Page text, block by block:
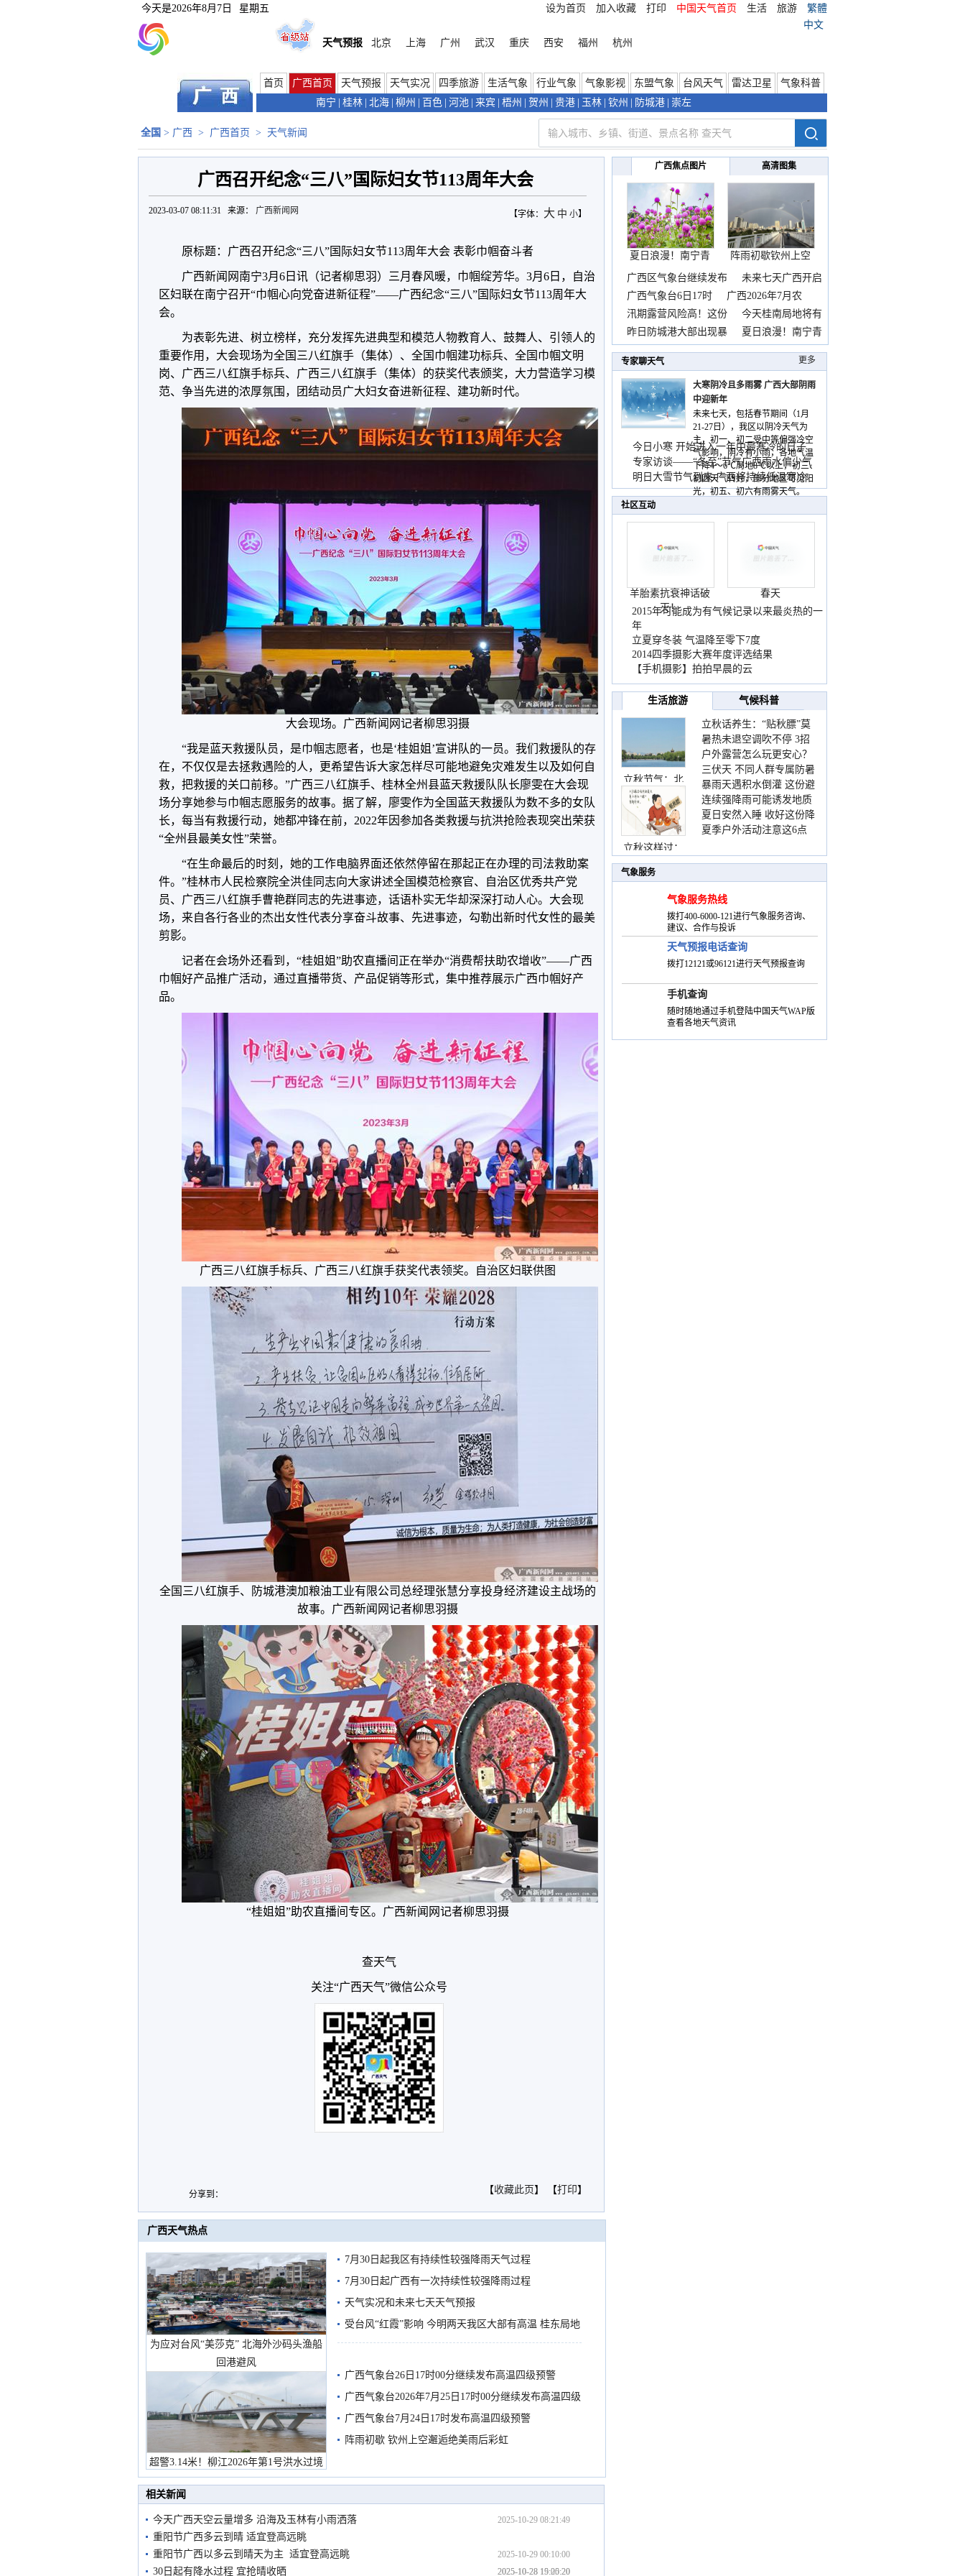
今天是2026年8月7日 星期五 设为首页 加入收藏 打印 中国天气首页 生活 旅游
繁體
中文
天气预报
北京 上海 广州 武汉 重庆 西安 福州 杭州
首页 广西首页 天气预报 天气实况 四季旅游 生活气象 行业气象 气象影视 东盟气象 台风天气 雷达卫星
气象科普
南宁
桂林 北海 柳州 百色 河池 来宾 梧州 贺州 贵港 玉林 钦州 防城港 崇左
全国 > 广西 > 广西首页 > 天气新闻
广西召开纪念“三八”国际妇女节113周年大会
【字体： 大 中 小】
2023-03-07 08:11:31 来源： 广西新闻网
原标题：广西召开纪念“三八”国际妇女节113周年大会 表彰巾帼奋斗者
广西新闻网南宁3月6日讯（记者柳思羽）三月春风暖，巾帼绽芳华。3月6日，自治
区妇联在南宁召开“巾帼心向党奋进新征程”——广西纪念“三八”国际妇女节113周年大
会。
为表彰先进、树立榜样，充分发挥先进典型和模范人物教育人、鼓舞人、引领人的
重要作用，大会现场为全国三八红旗手（集体）、全国巾帼建功标兵、全国巾帼文明
岗、广西三八红旗手标兵、广西三八红旗手（集体）的获奖代表颁奖，大力营造学习模
范、争当先进的浓厚氛围，团结动员广大妇女奋进新征程、建功新时代。
大会现场。广西新闻网记者柳思羽摄
“我是蓝天救援队员，是巾帼志愿者，也是‘桂姐姐’宣讲队的一员。我们救援队的存
在，不仅仅是去拯救遇险的人，更希望告诉大家怎样尽可能地避免灾难发生以及如何自
救，把救援的关口前移。”广西三八红旗手、桂林全州县蓝天救援队队长廖雯在大会现
场分享她参与巾帼志愿服务的故事。据了解，廖雯作为全国蓝天救援队为数不多的女队
长，每当有救援行动，她都冲锋在前，2022年因参加各类救援与抗洪抢险表现突出荣获
“全州县最美女性”荣誉。
“在生命最后的时刻，她的工作电脑界面还依然停留在那起正在办理的司法救助案
件。”桂林市人民检察院全洪佳同志向大家讲述全国模范检察官、自治区优秀共产党
员、广西三八红旗手曹艳群同志的先进事迹，话语朴实无华却深深打动人心。大会现
场，来自各行各业的杰出女性代表分享奋斗故事、先进事迹，勾勒出新时代女性的最美
剪影。
记者在会场外还看到，“桂姐姐”助农直播间正在举办“消费帮扶助农增收”——广西
巾帼好产品推广活动，通过直播带货、产品促销等形式，集中推荐展示广西巾帼好产
品。
广西三八红旗手标兵、广西三八红旗手获奖代表领奖。自治区妇联供图
全国三八红旗手、防城港澳加粮油工业有限公司总经理张慧分享投身经济建设主战场的
故事。广西新闻网记者柳思羽摄
“桂姐姐”助农直播间专区。广西新闻网记者柳思羽摄
查天气
关注“广西天气”微信公众号
分享到： 【收藏此页 】 【打印】
广西天气热点
为应对台风“美莎克” 北海外沙码头渔船
回港避风
超警3.14米！柳江2026年第1号洪水过境
市民在堤岸见证汛况
7月30日起我区有持续性较强降雨天气过程
7月30日起广西有一次持续性较强降雨过程
天气实况和未来七天天气预报
受台风“红霞”影响 今明两天我区大部有高温 桂东局地
有较强降雨
广西气象台26日17时00分继续发布高温四级预警
广西气象台2026年7月25日17时00分继续发布高温四级
预警
广西气象台7月24日17时发布高温四级预警
阵雨初歇 钦州上空邂逅绝美雨后彩虹
相关新闻
今天广西天空云量增多 沿海及玉林有小雨洒落 2025-10-29 08:21:49
重阳节广西多云到晴 适宜登高远眺
2025-10-29 00:10:00
重阳节广西以多云到晴天为主 适宜登高远眺
2025-10-28 19:00:20
30日起有降水过程 宜抢晴收晒 2025-10-28 15:25:20
广西焦点图片 高清图集
夏日浪漫！南宁青
秀山
阵雨初歇钦州上空
邂逅
广西区气象台继续发布
未来七天广西开启
晴热
广西气象台6日17时
广西2026年7月农
汛期露营风险高！这份
今天桂南局地将有
暴雨
昨日防城港大部出现暴
夏日浪漫！南宁青
秀山
专家聊天气 更多
大寒阴冷且多雨雾 广西大部阴雨
中迎新年
未来七天，包括春节期间（1月
21-27日），我区以阴冷天气为
主，初一、初二受中等偏强冷空
气影响，阴冷有小雨，各地气温
下降4～6℃局地8℃以上，初三、
初四天气转好，部分地区可见阳
光，初五、初六有雨雾天气。
今日小寒 开始进入一年中最寒冷的日子
专家访谈——“冬至”节气广西雨水偏少气
温低
明日大雪节气到来 广西将持续低温寒冷
天气
社区互动
羊胎素抗衰神话破
灭！
春天
2015年可能成为有气候记录以来最炎热的一
年
立夏穿冬装 气温降至零下7度
2014四季摄影大赛年度评选结果
【手机摄影】拍拍早晨的云
生活旅游 气候科普
立秋节气：北
立秋这样过：
立秋话养生：“贴秋膘”莫
着急 先清暑再防燥
暑热未退空调吹不停 3招
护住肩颈不酸痛
户外露营怎么玩更安心？
这份攻略请收好
三伏天 不同人群专属防暑
要点请收好
暴雨天遇积水倒灌 这份避
险提示请收好
连续强降雨可能诱发地质
灾害 这些前兆要知道
夏日安然入睡 收好这份降
温小贴士
夏季户外活动注意这6点
气象服务
气象服务热线
拨打400-6000-121进行气象服务咨询、
建议、合作与投诉
天气预报电话查询
拨打12121或96121进行天气预报查询
手机查询
随时随地通过手机登陆中国天气WAP版
查看各地天气资讯